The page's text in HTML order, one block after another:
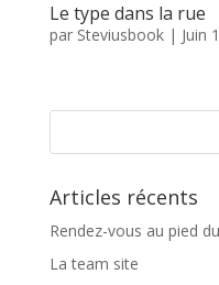
Le type dans la rue
par Steviusbook| Juin
Articles récents
Rendez-vous au pied
La team site